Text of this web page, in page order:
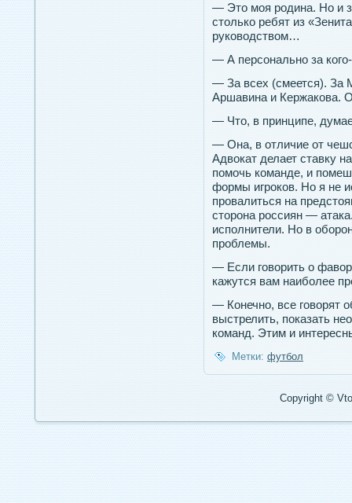
— Это моя родина. Но и
столько ребят из
руководством…
— А персонально за
— За всех (смеется). За
Аршавина и Кержакова.
— Что, в принципе,
— Она, в отличие от
Адвокат делает ставку
помочь команде, и
формы игроков. Но я не
провалиться на
сторона россиян —
исполнители. Но в
проблемы.
— Если говорить о
кажутся вам наиболее
— Конечно, все говорят
выстрелить, показать
команд. Этим и
Метки: футбол
Copyright ©